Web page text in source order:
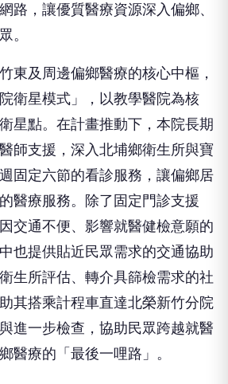
路，讓優質醫療資源深入偏鄉、
。
東及周邊偏鄉醫療的核心中樞，
衛星模式」，以教學醫院為核
星點。在計畫推動下，本院長期
師支援，深入北埔鄉衛生所與寶
固定六節的看診服務，讓偏鄉居
醫療服務。除了固定門診支援
交通不便、影響就醫健檢意願的
也提供貼近民眾需求的交通協助
生所評估、轉介具篩檢需求的社
其搭乘計程車直達北榮新竹分院
進一步檢查，協助民眾跨越就醫
醫療的「最後一哩路」。